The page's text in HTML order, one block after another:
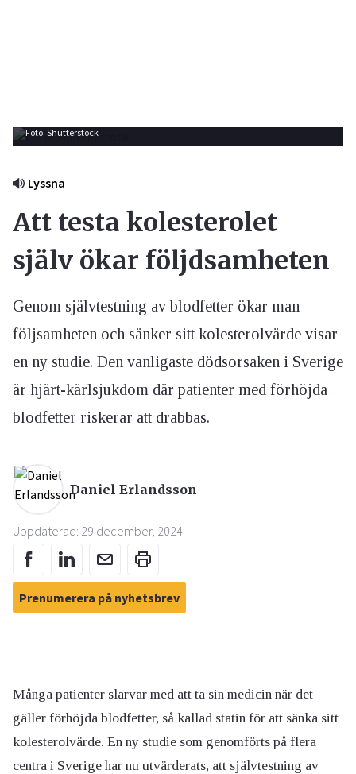
Foto: Shutterstock
Lyssna
Att testa kolesterolet
själv ökar följdsamheten
Genom självtestning av blodfetter ökar man
följsamheten och sänker sitt kolesterolvärde visar
en ny studie. Den vanligaste dödsorsaken i Sverige
är hjärt-kärlsjukdom där patienter med förhöjda
blodfetter riskerar att drabbas.
Daniel Erlandsson
Uppdaterad: 29 december, 2024
Prenumerera på nyhetsbrev
Många patienter slarvar med att ta sin medicin när det
gäller förhöjda blodfetter, så kallad statin för att sänka sitt
kolesterolvärde. En ny studie som genomförts på flera
centra i Sverige har nu utvärderats, att självtestning av